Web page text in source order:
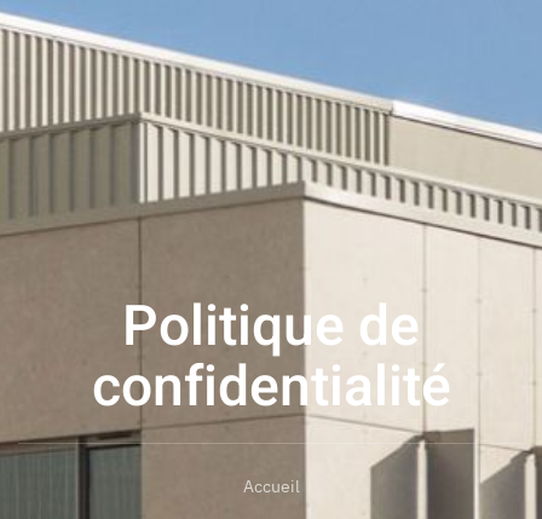
Politique de
confidentialité
Accueil